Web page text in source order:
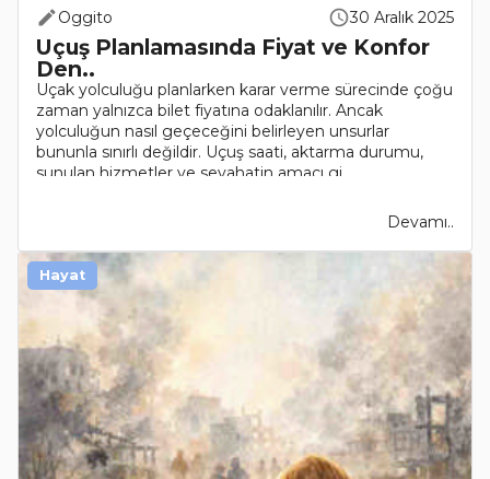
Oggito 30 Aralık 2025
Uçuş Planlamasında Fiyat ve Konfor
Den..
Uçak yolculuğu planlarken karar verme sürecinde çoğu
zaman yalnızca bilet fiyatına odaklanılır. Ancak
yolculuğun nasıl geçeceğini belirleyen unsurlar
bununla sınırlı değildir. Uçuş saati, aktarma durumu,
sunulan hizmetler ve seyahatin amacı gi..
Devamı..
Hayat